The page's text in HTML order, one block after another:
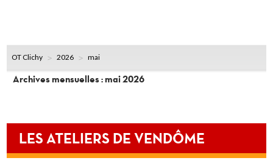
OT Clichy 2026 mai
Archives mensuelles : mai 2026
LES ATELIERS DE VENDÔME